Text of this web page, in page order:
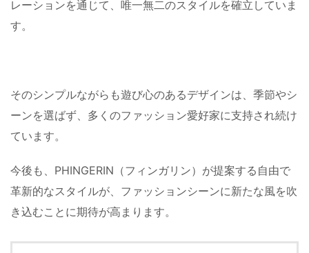
レーションを通じて、唯一無二のスタイルを確立していま
す。
そのシンプルながらも遊び心のあるデザインは、季節やシ
ーンを選ばず、多くのファッション愛好家に支持され続け
ています。
今後も、PHINGERIN（フィンガリン）が提案する自由で
革新的なスタイルが、ファッションシーンに新たな風を吹
き込むことに期待が高まります。